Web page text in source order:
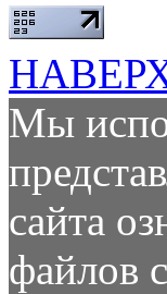
Мы
сайта
файлов